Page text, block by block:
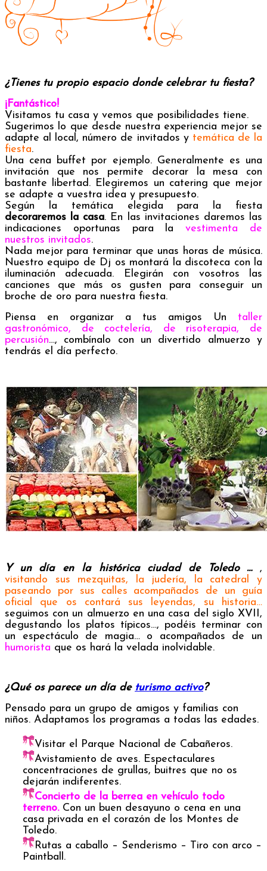
¿Tienes tu propio espacio donde celebrar tu fiesta?
¡Fantástico!
Visitamos tu casa y vemos que posibilidades tiene.
Sugerimos lo que desde nuestra experiencia mejor se
adapte al local, número de invitados y temática de la
fiesta.
Una cena buffet por ejemplo. Generalmente es una
invitación que nos permite decorar la mesa con
bastante libertad. Elegiremos un catering que mejor
se adapte a vuestra idea y presupuesto.
Según la temática elegida para la fiesta
decoraremos la casa. En las invitaciones daremos las
indicaciones oportunas para lavestimenta de
nuestros invitados.
Nada mejor para terminar que unas horas de música.
Nuestro equipo de Dj os montará la discoteca con la
iluminación adecuada. Elegirán con vosotros las
canciones que más os gusten para conseguir un
broche de oro para nuestra fiesta.
Piensa en organizar a tus amigos Un taller
gastronómico, de coctelería, de risoterapia, de
percusión…, combínalo con un divertido almuerzo y
tendrás el día perfecto.
Y un día en la histórica ciudad de Toledo …,
visitando sus mezquitas, la judería, la catedral y
paseando por sus calles acompañados de un guía
oficial que os contará sus leyendas, su historia…
seguimos con un almuerzo en una casa del siglo XVII,
degustando los platos típicos…, podéis terminar con
un espectáculo de magia… o acompañados de un
humorista que os hará la velada inolvidable.
¿Qué os parece un día de turismo activo?
Pensado para un grupo de amigos y familias con
niños. Adaptamos los programas a todas las edades.
Visitar el Parque Nacional de Cabañeros.
Avistamiento de aves. Espectaculares
concentraciones de grullas, buitres que no os
dejarán indiferentes.
Concierto de la berrea en vehículo todo
terreno.Con un buen desayuno o cena en una
casa privada en el corazón de los Montes de
Toledo.
Rutas a caballo – Senderismo – Tiro con arco –
Paintball.